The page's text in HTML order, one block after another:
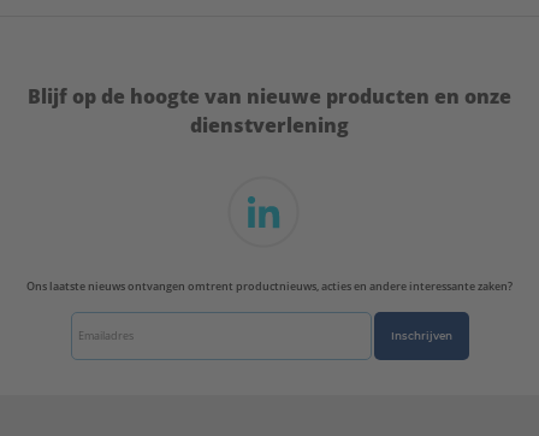
Blijf op de hoogte van nieuwe producten en onze
dienstverlening
Ons laatste nieuws ontvangen omtrent productnieuws, acties en andere interessante zaken?
Inschrijven